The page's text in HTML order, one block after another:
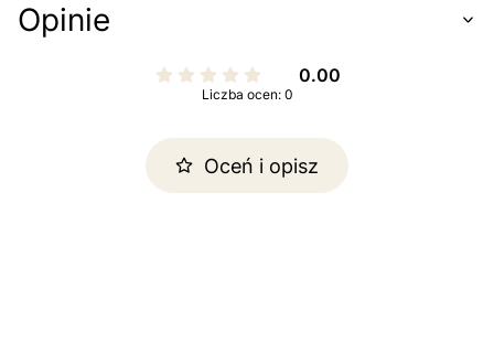
Opinie
0.00
Liczba ocen: 0
Oceń i opisz